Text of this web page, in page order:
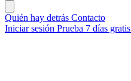
Quién hay detrás Contacto
Iniciar sesión Prueba 7 días gratis